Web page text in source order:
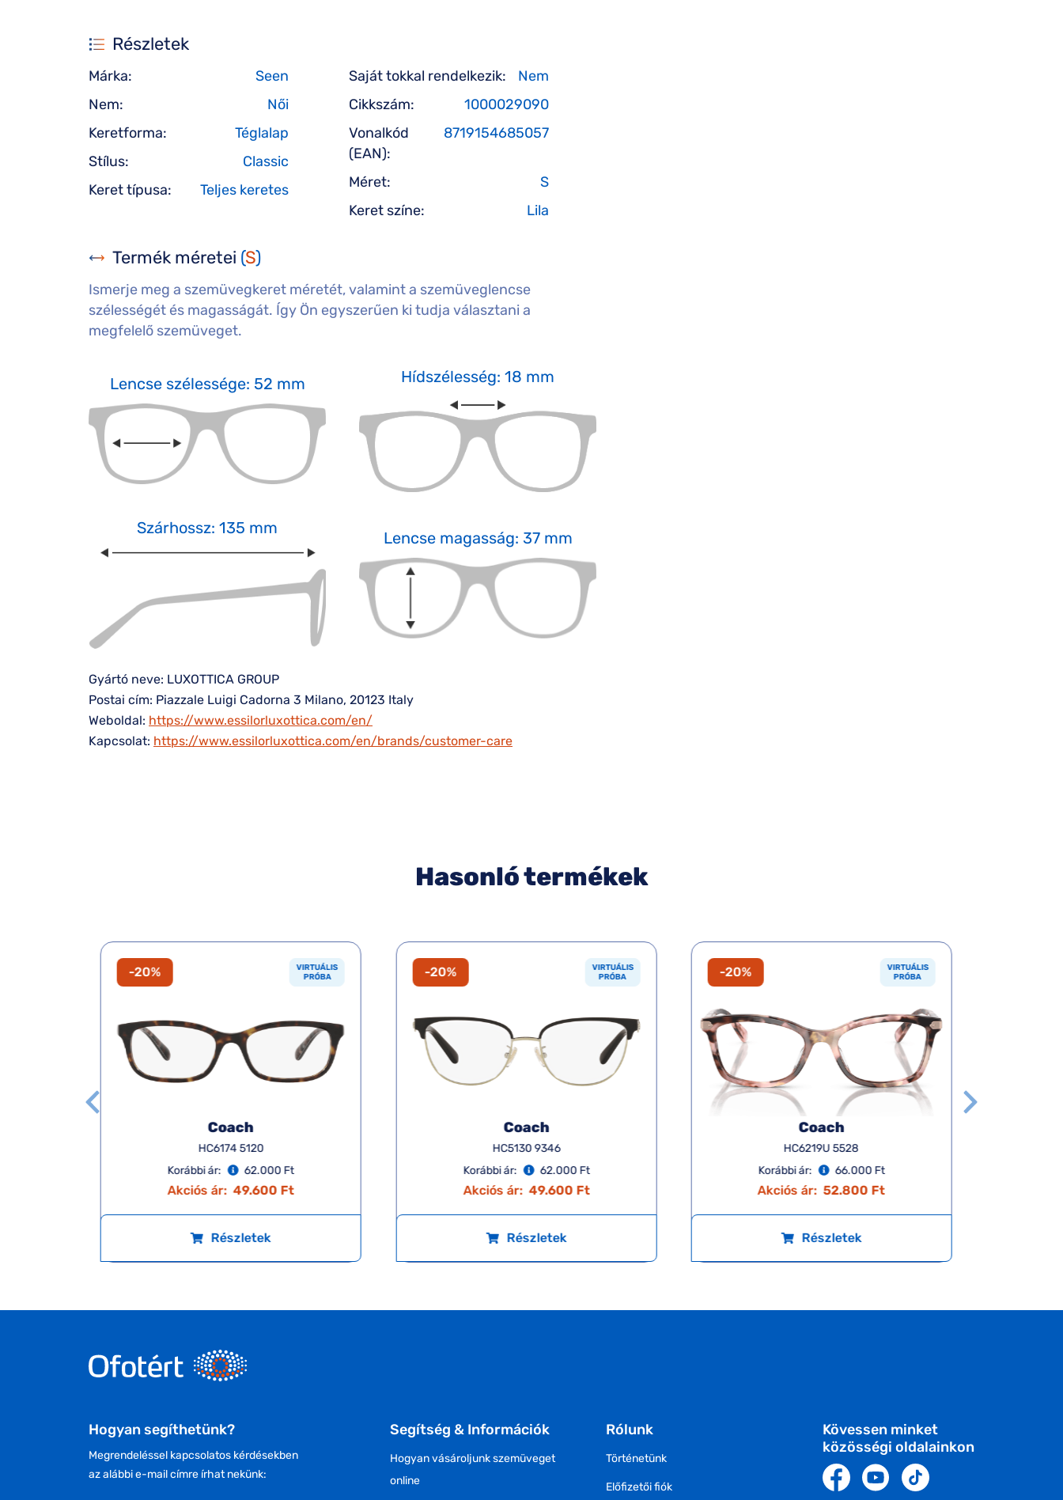
Részletek
Márka:
Seen
Nem:
Női
Keretforma:
Téglalap
Stílus:
Classic
Keret típusa:
Teljes keretes
Saját tokkal rendelkezik:
Nem
Cikkszám:
1000029090
Vonalkód
(EAN):
8719154685057
Méret:
S
Keret színe:
Lila
Termék méretei (S)
Ismerje meg a szemüvegkeret méretét, valamint a szemüveglencse
szélességét és magasságát. Így Ön egyszerűen ki tudja választani a
megfelelő szemüveget.
Lencse szélessége: 52 mm Hídszélesség: 18 mm
Szárhossz: 135 mm
Lencse magasság: 37 mm
Gyártó neve: LUXOTTICA GROUP
Postai cím: Piazzale Luigi Cadorna 3 Milano, 20123 Italy
Weboldal: https://www.essilorluxottica.com/en/
Kapcsolat: https://www.essilorluxottica.com/en/brands/customer-care
Hasonló termékek
-20%
VIRTUÁLIS
PRÓBA
Coach
HC6174 5120
Korábbi ár:
62.000 Ft
Akciós ár: 49.600 Ft
Részletek
-20%
VIRTUÁLIS
PRÓBA
Coach
HC5130 9346
Korábbi ár:
62.000 Ft
Akciós ár: 49.600 Ft
Részletek
-20%
VIRTUÁLIS
PRÓBA
Coach
HC6219U 5528
Korábbi ár:
66.000 Ft
Akciós ár: 52.800 Ft
Részletek
Hogyan segíthetünk?
Megrendeléssel kapcsolatos kérdésekben
az alábbi e-mail címre írhat nekünk:
Segítség & Információk
Hogyan vásároljunk szemüveget
online
Rólunk
Történetünk
Előfizetői fiók
Kövessen minket
közösségi oldalainkon